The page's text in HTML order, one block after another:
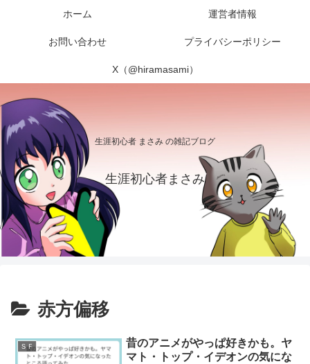
生涯初心者 まさみ の雑記ブログ
生涯初心者まさみ
ホーム 運営者情報
お問い合わせ プライバシーポリシー
X（@hiramasami）
赤方偏移
ＳＦ
昔のアニメがやっぱ好きかも。ヤ
マト・トップ・イデオンの気にな